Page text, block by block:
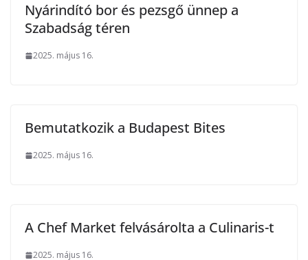
Nyárindító bor és pezsgő ünnep a
Szabadság téren
2025. május 16.
Bemutatkozik a Budapest Bites
2025. május 16.
A Chef Market felvásárolta a Culinaris-t
2025. május 16.